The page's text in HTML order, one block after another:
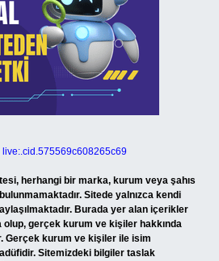
live:.cid.575569c608265c69
herhangi bir marka, kurum veya şahıs
Sitede yalnızca kendi
Burada yer alan içerikler
olup, gerçek kurum ve kişiler hakkında
Gerçek kurum ve kişiler ile isim
Sitemizdeki bilgiler taslak